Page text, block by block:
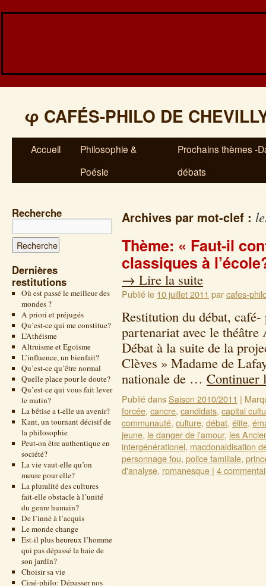
φ CAFÉS-PHILO DE
Accueil
Philosophie &
Poésie
Prochains thèmes -
débats
Recherche
Dernières
restitutions
Où est passé le meilleur des
mondes ?
A priori et préjugés
Qu’est-ce qui me constitue?
L’Athéisme
Altruisme et Egoïsme
L’influence, un bienfait?
Qu’est-ce qu’être normal
Quelle place pour le doute?
Qu’est-ce qui vous fait lever
le matin?
La bêtise a t-elle un avenir?
Kant, un tournant décisif de
la philosophie
Peut-on être authentique en
société?
La vie vaut-elle qu’on
meure pour elle?
La pluralité des cultures
fait-elle obstacle à l’unité
du genre humain?
De l’inné à l’acquis
Le monde change
Est-il plus heureux l’homme
qui pas dépassé la haie de
son jardin?
Choisir sa vie
Ciné-philo: Dépasser nos
Archives par mot-clef :
Thème: « Faut-il
classiques à
→ Lire la suite
Publié le 10 juillet 2011 parcafes-
Restitution du débat,
partenariat avec le
Débat à la suite de la
Clèves » Madame de
nationale de … Continuer
Publié dansSaison 2010/2011 |
forcée, cancre, candidats, capital
communauté, culture, débat, élite,
jeune, le danger de l'amour, les
intergénérationel, macdonaldisation
personnage fou, police familiale,
d'analyse, romanesque | 4